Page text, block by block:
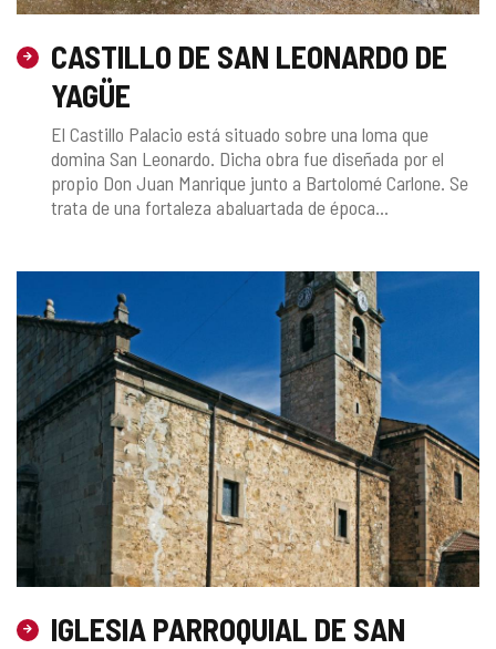
CASTILLO DE SAN LEONARDO DE
YAGÜE
El Castillo Palacio está situado sobre una loma que
domina San Leonardo. Dicha obra fue diseñada por el
propio Don Juan Manrique junto a Bartolomé Carlone. Se
trata de una fortaleza abaluartada de época...
IGLESIA PARROQUIAL DE SAN